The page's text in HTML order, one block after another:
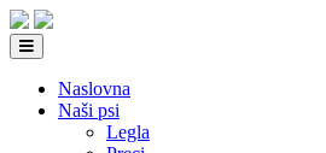
Naslovna
Naši psi
Legla